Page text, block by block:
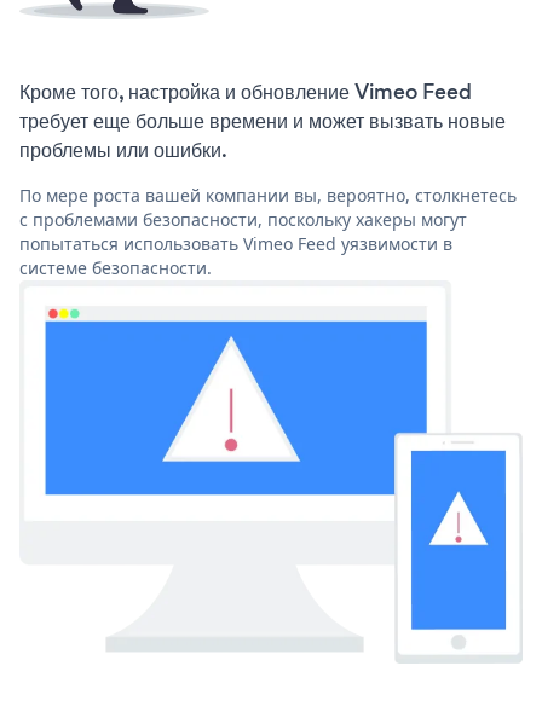
Кроме того, настройка и обновление Vimeo Feed
требует еще больше времени и может вызвать новые
проблемы или ошибки.
По мере роста вашей компании вы, вероятно, столкнетесь
с проблемами безопасности, поскольку хакеры могут
попытаться использовать Vimeo Feed уязвимости в
системе безопасности.